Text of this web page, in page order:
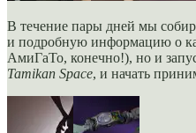
В течение пары дней мы
и подробную информацию о
АмиГаТо, конечно!), но и
Tamikan Space, и начать